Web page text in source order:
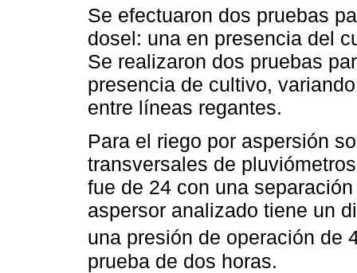
Se efectuaron dos pruebas
dosel: una en presencia del
Se realizaron dos pruebas
presencia de cultivo,
entre líneas regantes.
Para el riego por aspersión
transversales de
fue de 24 con una
aspersor analizado tiene un
una presión de operación de
prueba de dos horas.